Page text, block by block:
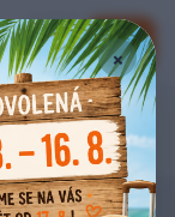
📞 🔑
×